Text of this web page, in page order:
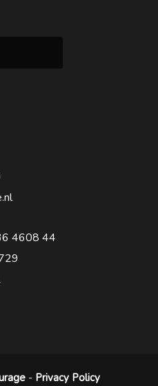
4608 44
- Privacy Policy